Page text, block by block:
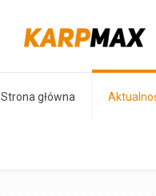
Strona główna